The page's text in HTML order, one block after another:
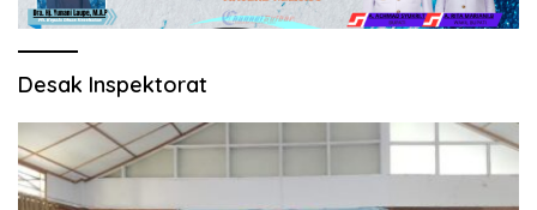
Desak Inspektorat